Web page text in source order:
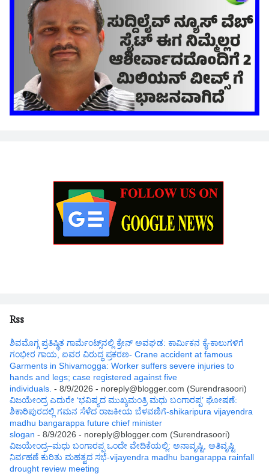
Rss
ಶಿವಮೊಗ್ಗ ಪ್ರತಿಷ್ಥಿತ ಗಾರ್ಮೆಂಟ್ಸ್‌ನಲ್ಲಿ ಕ್ರೇನ್ ಅವಘಡ: ಕಾರ್ಮಿಕನ ಕೈ-ಕಾಲುಗಳಿಗೆ
ಗಂಭೀರ ಗಾಯ, ಐವರ ವಿರುದ್ಧ ಪ್ರಕರಣ- Crane accident at famous
Garments in Shivamogga: Worker suffers severe injuries to
hands and legs; case registered against five
individuals. - 8/9/2026 - noreply@blogger.com (Surendrasoori)
ವಿಜಯೇಂದ್ರ ಎದುರೇ ‘ಭವಿಷ್ಯದ ಮುಖ್ಯಮಂತ್ರಿ ಮಧು ಬಂಗಾರಪ್ಪ’ ಘೋಷಣೆ:
ಶಿಕಾರಿಪುರದಲ್ಲಿ ಗಮನ ಸೆಳೆದ ರಾಜಕೀಯ ಬೆಳವಣಿಗೆ-shikaripura vijayendra
madhu bangarappa future chief minister
slogan - 8/9/2026 - noreply@blogger.com (Surendrasoori)
ವಿಜಯೇಂದ್ರ–ಮಧು ಬಂಗಾರಪ್ಪ ಒಂದೇ ವೇದಿಕೆಯಲ್ಲಿ: ಅನಾವೃಷ್ಟಿ, ಅತಿವೃಷ್ಟಿ
ನಿರ್ವಹಣೆ ಕುರಿತು ಮಹತ್ವದ ಸಭೆ-vijayendra madhu bangarappa rainfall
drought review meeting